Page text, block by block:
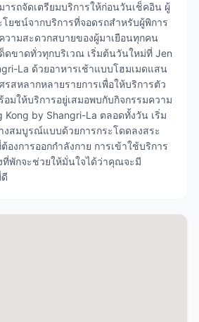
รถจัดเตรียมบริการให้ก่อนวันเช็คอิน ผู้
โยชน์จากบริการที่จอดรถสำหรับผู้พิการ
วามสะดวกสบายของผู้มาเยือนทุกคน
ดขาดทั่วทุกบริเวณ เริ่มต้นวันใหม่ที่ Jen
La ด้วยอาหารเช้าแบบโฮมเมดแสน
รสหลากหลายรายการเพื่อให้บริการตัว
มให้บริการอยู่เสมอพบกับกิจกรรมความ
Kong by Shangri-La ตลอดทั้งวัน เริ่ม
สมบูรณ์แบบด้วยการกระโดดลงสระ
งการออกกำลังกาย การเข้าใช้บริการ
ที่พักจะช่วยให้มั่นใจได้ว่าคุณจะมี